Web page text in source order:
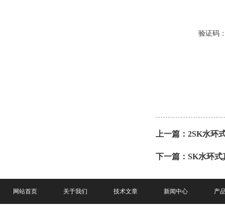
验证码
上一篇： 2SK水环
下一篇： SK水环式
网站首页 关于我们 技术文章 新闻中心 产